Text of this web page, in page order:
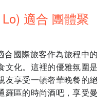
適合 團體聚
合國際旅客作為旅程中的
文化。這裡的優雅氛圍是
友享受一頓奢華晚餐的絕
羅區的時尚酒吧，享受曼